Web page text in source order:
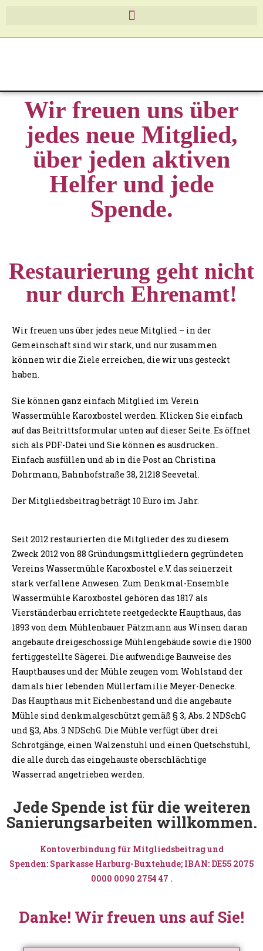
Wir freuen uns über
jedes neue Mitglied,
über jeden aktiven
Helfer und jede
Spende.
Restaurierung geht nicht
nur durch Ehrenamt!
Wir freuen uns über jedes neue Mitglied – in der
Gemeinschaft sind wir stark, und nur zusammen
können wir die Ziele erreichen, die wir uns gesteckt
haben.
Sie können ganz einfach Mitglied im Verein
Wassermühle Karoxbostel werden. Klicken Sie einfach
auf das Beitrittsformular unten auf dieser Seite. Es öffnet
sich als PDF-Datei und Sie können es ausdrucken..
Einfach ausfüllen und ab in die Post an Christina
Dohrmann, Bahnhofstraße 38, 21218 Seevetal.
Der Mitgliedsbeitrag beträgt 10 Euro im Jahr.
Seit 2012 restaurierten die Mitglieder des zu diesem
Zweck 2012 von 88 Gründungsmittgliedern gegründeten
Vereins Wassermühle Karoxbostel e.V. das seinerzeit
stark verfallene Anwesen. Zum Denkmal-Ensemble
Wassermühle Karoxbostel gehören das 1817 als
Vierständerbau errichtete reetgedeckte Haupthaus, das
1893 von dem Mühlenbauer Pätzmann aus Winsen daran
angebaute dreigeschossige Mühlengebäude sowie die 1900
fertiggestellte Sägerei. Die aufwendige Bauweise des
Haupthauses und der Mühle zeugen vom Wohlstand der
damals hier lebenden Müllerfamilie Meyer-Denecke.
Das Haupthaus mit Eichenbestand und die angebaute
Mühle sind denkmalgeschützt gemäß § 3, Abs. 2 NDSchG
und §3, Abs. 3 NDSchG. Die Mühle verfügt über drei
Schrotgänge, einen Walzenstuhl und einen Quetschstuhl,
die alle durch das eingehauste oberschlächtige
Wasserrad angetrieben werden.
Jede Spende ist für die weiteren
Sanierungsarbeiten willkommen.
Kontoverbindung für Mitgliedsbeitrag und
Spenden: Sparkasse Harburg-Buxtehude; IBAN: DE55 2075
0000 0090 2754 47 .
Danke! Wir freuen uns auf Sie!